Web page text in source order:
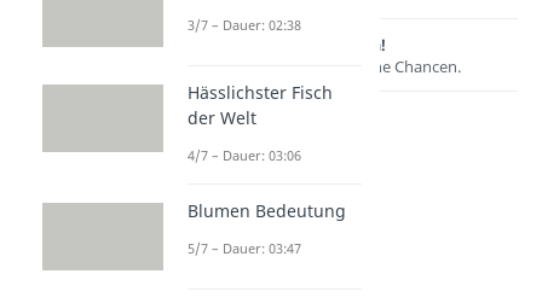
Lernen lohnt sich!
Entdecke hier deine Chancen.
3/7 – Dauer: 02:38
Hässlichster Fisch
der Welt
4/7 – Dauer: 03:06
Blumen Bedeutung
5/7 – Dauer: 03:47